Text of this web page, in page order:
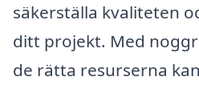
säkerställa kvaliteten
ditt projekt. Med
de rätta resurserna